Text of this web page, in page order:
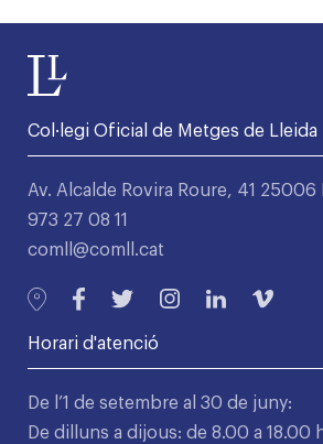
Col·legi Oficial de Metges de Lleida
Av. Alcalde Rovira Roure, 41 25006
973 27 08 11
comll@comll.cat
Horari d'atenció
De l’1 de setembre al 30 de juny:
De dilluns a dijous: de 8.00 a 18.00